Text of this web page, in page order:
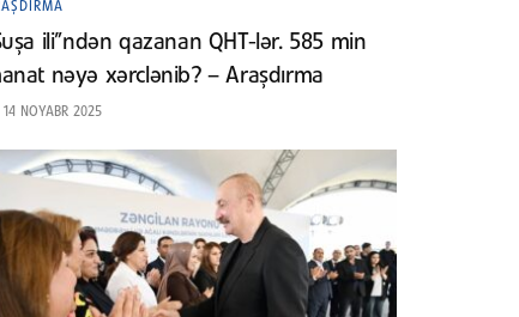
ili”ndən qazanan QHT-lər. 585 min
nəyə xərclənib? – Araşdırma
14 NOYABR 2025